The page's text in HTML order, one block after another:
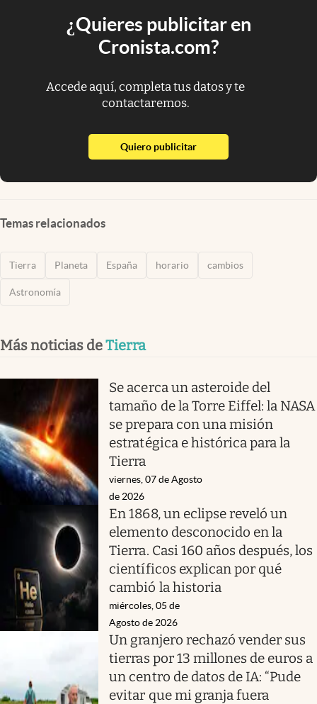
¿Quieres publicitar en
Cronista.com?
Accede aquí, completa tus datos y te
contactaremos.
Quiero publicitarabre en nueva pestaña
Temas relacionados
Tierra Planeta España horario cambios
Astronomía
Más noticias deTierra
Se acerca un asteroide del
tamaño de la Torre Eiffel: la NASA
se prepara con una misión
estratégica e histórica para la
Tierra
viernes, 07 de Agosto
de 2026
En 1868, un eclipse reveló un
elemento desconocido en la
Tierra. Casi 160 años después, los
científicos explican por qué
cambió la historia
miércoles, 05 de
Agosto de 2026
Un granjero rechazó vender sus
tierras por 13 millones de euros a
un centro de datos de IA: “Pude
evitar que mi granja fuera